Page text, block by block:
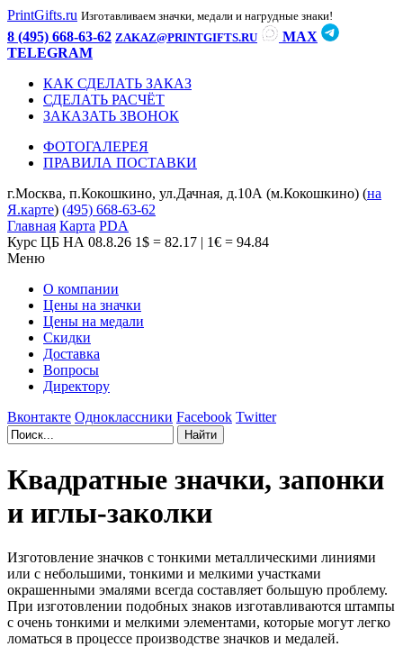
PrintGifts.ru Изготавливаем значки, медали и нагрудные знаки!
8 (495) 668-63-62 ZAKAZ@PRINTGIFTS.RU
MAX
TELEGRAM
КАК СДЕЛАТЬ ЗАКАЗ
СДЕЛАТЬ РАСЧЁТ
ЗАКАЗАТЬ ЗВОНОК
ФОТОГАЛЕРЕЯ
ПРАВИЛА ПОСТАВКИ
г.Москва, п.Кокошкино, ул.Дачная, д.10А (м.Кокошкино) (на
Я.карте) (495) 668-63-62
Главная Карта PDA
Курс ЦБ НА 08.8.26 1$ = 82.17 | 1€ = 94.84
Меню
О компании
Цены на значки
Цены на медали
Скидки
Доставка
Вопросы
Директору
Вконтакте Одноклассники Facebook Twitter
Квадратные значки, запонки
и иглы-заколки
Изготовление значков с тонкими металлическими линиями
или с небольшими, тонкими и мелкими участками
окрашенными эмалями всегда составляет большую проблему.
При изготовлении подобных знаков изготавливаются штампы
с очень тонкими и мелкими элементами, которые могут легко
ломаться в процессе производстве значков и медалей.